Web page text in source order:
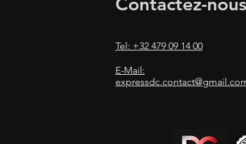
Tel: +32 479 09 14 00
E-Mail: